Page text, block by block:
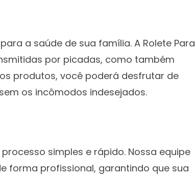
a saúde de sua família. A Rolete Para
por picadas, como também
produtos, você poderá desfrutar de
os incômodos indesejados.
simples e rápido. Nossa equipe
forma profissional, garantindo que sua